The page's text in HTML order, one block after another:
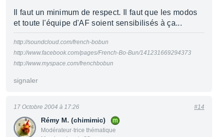
Il faut un minimum de respect. Il faut que les modos
et toute l'équipe d'AF soient sensibilisés à ça...
http://soundcloud.com/french-bobun
http://www.facebook.com/pages/French-Bo-Bun/141231669294373
http://www.myspace.com/frenchbobun
signaler
Rémy M. (chimimic)
Modérateur·trice thématique
17 Octobre 2004 à 17:26 #14